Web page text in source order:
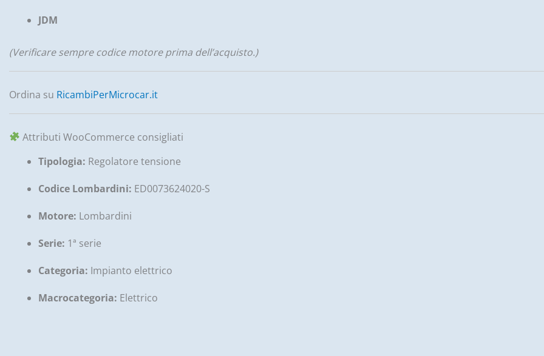
JDM
(Verificare sempre codice motore prima dell’acquisto.)
Ordina su RicambiPerMicrocar.it
Attributi WooCommerce consigliati
Tipologia: Regolatore tensione
Codice Lombardini: ED0073624020-S
Motore: Lombardini
Serie: 1ª serie
Categoria: Impianto elettrico
Macrocategoria: Elettrico